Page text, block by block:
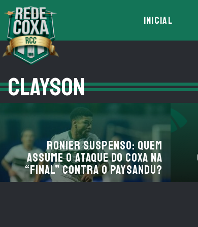
INICIAL
CLAYSON
Ronier suspenso: quem
assume o ataque do Coxa na
“final” contra o Paysandu?